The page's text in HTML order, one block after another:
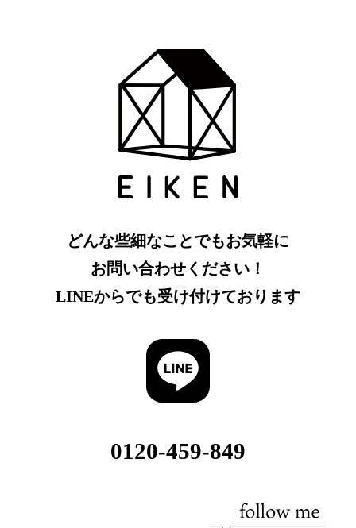
どんな些細なことでもお気軽に
お問い合わせください！
LINEからでも受け付けております
0120-459-849